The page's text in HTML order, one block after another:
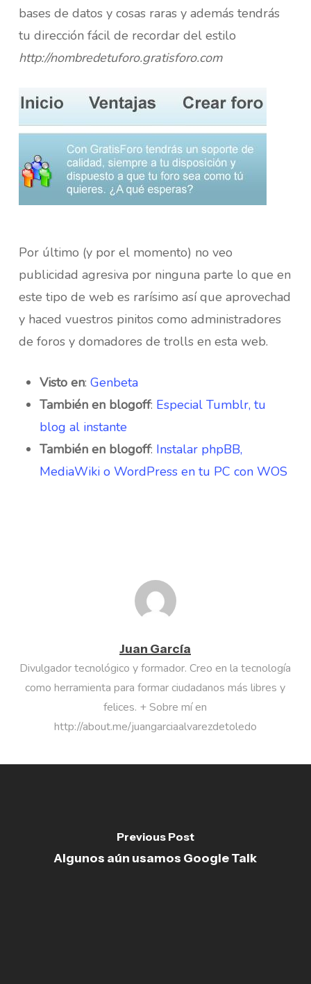
bases de datos y cosas raras y además tendrás
tu dirección fácil de recordar del estilo
http://nombredetuforo.gratisforo.com
Por último (y por el momento) no veo
publicidad agresiva por ninguna parte lo que en
este tipo de web es rarísimo así que aprovechad
y haced vuestros pinitos como administradores
de foros y domadores de trolls en esta web.
Visto en: Genbeta
También en blogoff: Especial Tumblr, tu
blog al instante
También en blogoff: Instalar phpBB,
MediaWiki o WordPress en tu PC con WOS
Juan García
Divulgador tecnológico y formador. Creo en la tecnología
como herramienta para formar ciudadanos más libres y
felices. + Sobre mí en
http://about.me/juangarciaalvarezdetoledo
Previous Post
Algunos aún usamos Google Talk